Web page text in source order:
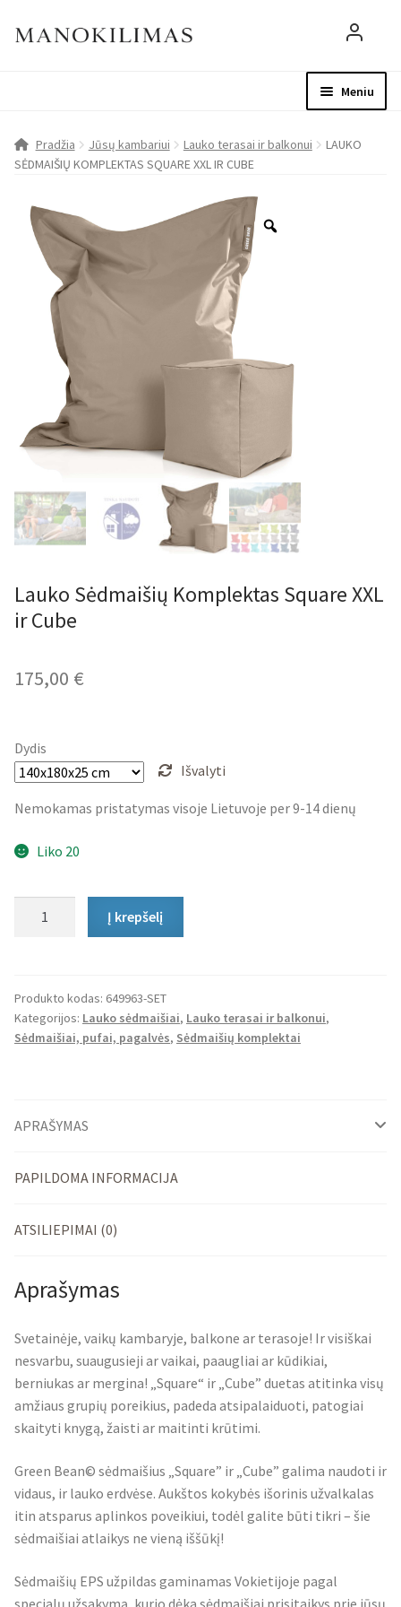
Meniu
Patarimai
Apie mus
Paskyra
Pradžia Jūsų kambariui Lauko terasai ir balkonui
LAUKO
SĖDMAIŠIŲ KOMPLEKTAS SQUARE XXL IR CUBE
Lauko Sėdmaišių Komplektas Square XXL
ir Cube
175,00 €
Dydis
Išvalyti
Nemokamas pristatymas visoje Lietuvoje per 9-14 dienų
Liko 20
Komplektas
Square
XXL
Į krepšelį
Produkto kodas: 649963-SET
Kategorijos: Lauko sėdmaišiai, Lauko terasai ir balkonui,
Sėdmaišiai, pufai, pagalvės, Sėdmaišių komplektai
APRAŠYMAS
PAPILDOMA INFORMACIJA
ATSILIEPIMAI (0)
Aprašymas
Svetainėje, vaikų kambaryje, balkone ar terasoje! Ir visiškai
nesvarbu, suaugusieji ar vaikai, paaugliai ar kūdikiai,
berniukas ar mergina! „Square“ ir „Cube” duetas atitinka visų
amžiaus grupių poreikius, padeda atsipalaiduoti, patogiai
skaityti knygą, žaisti ar maitinti krūtimi.
Green Bean© sėdmaišius „Square” ir „Cube” galima naudoti ir
vidaus, ir lauko erdvėse. Aukštos kokybės išorinis užvalkalas
itin atsparus aplinkos poveikiui, todėl galite būti tikri – šie
sėdmaišiai atlaikys ne vieną iššūkį!
Sėdmaišių EPS užpildas gaminamas Vokietijoje pagal
specialų užsakymą, kurio dėka sėdmaišiai prisitaikys prie jūsų